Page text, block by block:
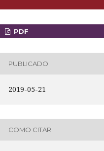
PDF
PUBLICADO
2019-05-21
COMO CITAR